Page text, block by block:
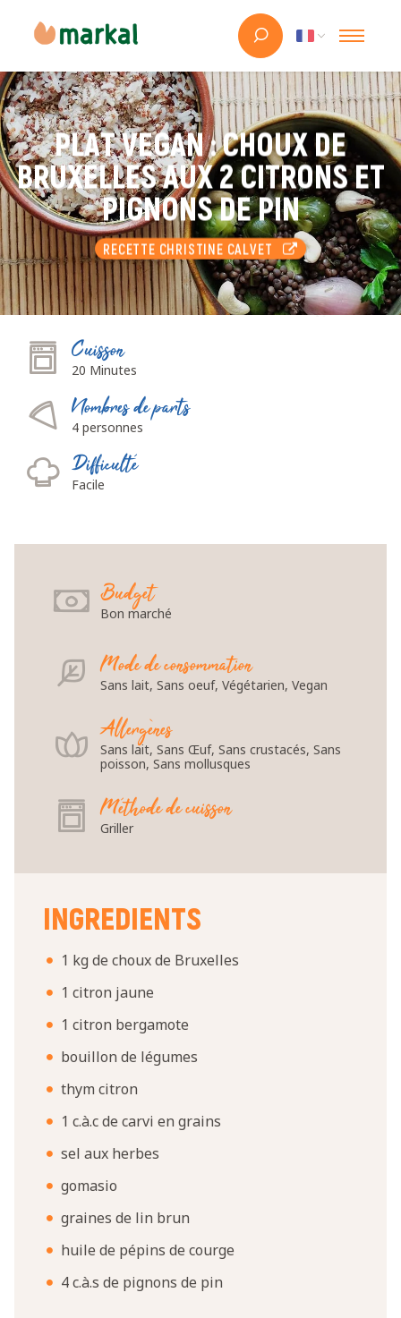
PLAT VEGAN : CHOUX DE
BRUXELLES AUX 2 CITRONS ET
PIGNONS DE PIN
RECETTE CHRISTINE CALVET
Cuisson
20 Minutes
Nombres de parts
4 personnes
Difficulté
Facile
Budget
Bon marché
Mode de consommation
Sans lait, Sans oeuf, Végétarien, Vegan
Allergènes
Sans lait, Sans Œuf, Sans crustacés, Sans
poisson, Sans mollusques
Méthode de cuisson
Griller
INGREDIENTS
1 kg de choux de Bruxelles
1 citron jaune
1 citron bergamote
bouillon de légumes
thym citron
1 c.à.c de carvi en grains
sel aux herbes
gomasio
graines de lin brun
huile de pépins de courge
4 c.à.s de pignons de pin